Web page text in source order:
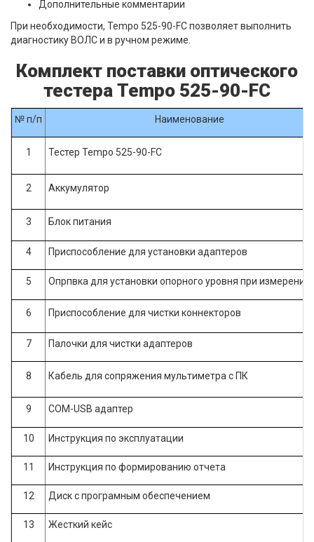
Дополнительные комментарии
При необходимости, Tempo 525-90-FC позволяет выполнить
диагностику ВОЛС и в ручном режиме.
Комплект поставки оптического
тестера Tempo 525-90-FC
№ п/п Наименование
1 Тестер Tempo 525-90-FC
2 Аккумулятор
3 Блок питания
4 Приспособление для установки адаптеров
5 Опрпвка для установки опорного уровня при измерении
6 Приспособление для чистки коннекторов
7 Палочки для чистки адаптеров
8 Кабель для сопряжения мультиметра с ПК
9 COM-USB адаптер
10 Инструкция по эксплуатации
11 Инструкция по формированию отчета
12 Диск с програмным обеспечением
13 Жесткий кейс